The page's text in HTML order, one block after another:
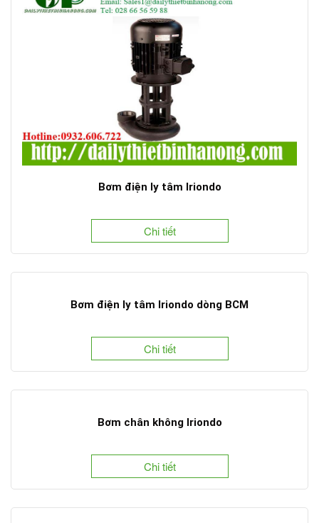
Bơm điện ly tâm Iriondo
Chi tiết
Bơm điện ly tâm Iriondo dòng BCM
Chi tiết
Bơm chân không Iriondo
Chi tiết